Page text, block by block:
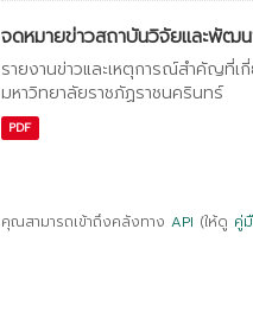
จดหมายข่าวสถาบันวิจัยและพัฒ
รายงานข่าวและเหตุการณ์สำคัญที่
มหาวิทยาลัยราชภัฏราชนครินทร์
PDF
คุณสามารถเข้าถึงคลังทาง API (ให้ดู คู่